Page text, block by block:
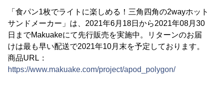
「食パン1枚でライトに楽しめる！三角四角の2wayホット
サンドメーカー」は、2021年6月18日から2021年08月30
日までMakuakeにて先行販売を実施中。リターンのお届
けは最も早い配送で2021年10月末を予定しております。
商品URL：
https://www.makuake.com/project/apod_polygon/